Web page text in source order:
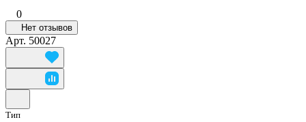
0
Нет отзывов
Арт. 50027
Тип